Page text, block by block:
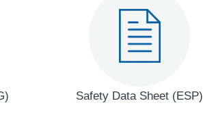
Safety Data Sheet (ESP)